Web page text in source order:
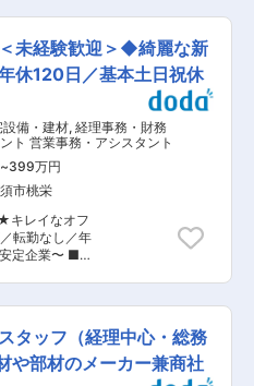
したものづく
商品をどのよう
商品の売れ行き
行います。 ■
管理/備品管
値・文化を幅
のお客さまに
ノルマがな
全員で意見を
ます。 ■様々
、販売計画、
ルが学べ、販
きる環境で
が可能な環境
以外の店舗配
MIYAKE ・
関心を高め、
いただくことで
ってお客様に普
デザインの意
ト提案によっ
■自店舗に合
に合った商品を
マネージャーに
トや販売計
るか店舗スタ
販売計画の立
に販売するか
・「誰に・何
で、戦略を立
ーディネート
析・タイプ別に
商品をどのよう
商品の売れ行き
を行います。 ■
未経験歓迎＞◆綺麗な新
休120日／基本土日祝休
備・建材, 経理事務・財務
ト 営業事務・アシスタント
~399万円
市桃栄
キレイなオフ
転勤なし／年
定企業〜 ■業
担当いただ
ただきます。
理 ・支払い入
・出納長の管
タッフ（経理中心・総務
部材のメーカー兼商社